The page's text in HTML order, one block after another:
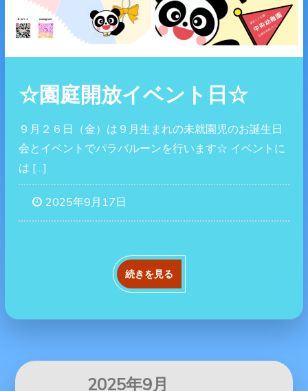
☆園庭開放イベント日☆
９月２６日（金）は９月生まれの未就園児のお誕生日
会とイベントでパラバルーンを行います☆ イベントに
は […]
2025年9月17日
続きを見る
2025年9月